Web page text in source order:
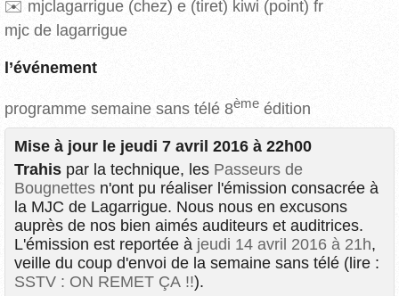
mjclagarrigue (chez) e (tiret) kiwi (point) fr
mjc de lagarrigue
l’événement
programme semaine sans télé 8ème édition
Mise à jour le jeudi 7 avril 2016 à 22h00
Trahis par la technique, les Passeurs de
Bougnettes n'ont pu réaliser l'émission consacrée à
la MJC de Lagarrigue. Nous nous en excusons
auprès de nos bien aimés auditeurs et auditrices.
L'émission est reportée à jeudi 14 avril 2016 à 21h,
veille du coup d'envoi de la semaine sans télé (lire :
SSTV : ON REMET ÇA !!).